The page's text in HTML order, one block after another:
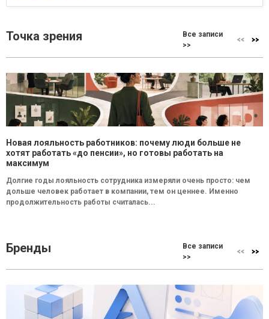
Точка зрения
Все записи
>>
Новая лояльность работников: почему люди больше не
хотят работать «до пенсии», но готовы работать на
максимум
Долгие годы лояльность сотрудника измеряли очень просто: чем
дольше человек работает в компании, тем он ценнее. Именно
продолжительность работы считалась...
Бренды
Все записи
>>